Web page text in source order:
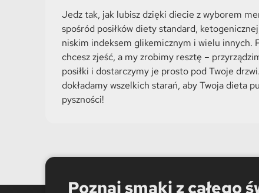
Jedz tak, jak lubisz dzięki diecie z wyborem
spośród posiłków diety standard,
niskim indeksem glikemicznym i wielu innych.
chcesz zjeść, a my zrobimy resztę –
posiłki i dostarczymy je prosto pod Twoje
dokładamy wszelkich starań, aby Twoja dieta
pyszności!
Poznaj smaki z całego